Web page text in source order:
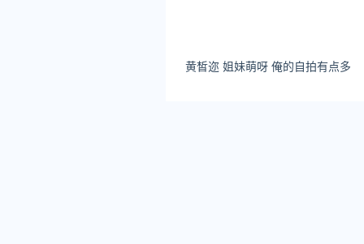
黄皙迩 姐妹萌呀 俺的自拍有点多